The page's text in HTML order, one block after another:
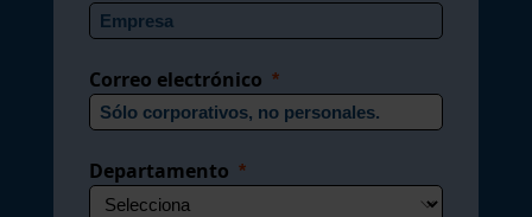
Correo electrónico
Departamento